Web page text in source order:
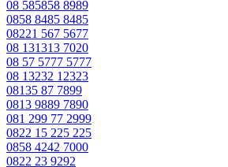
08 585858 8989
0858 8485 8485
08221 567 5677
08 131313 7020
08 57 5777 5777
08 13232 12323
08135 87 7899
0813 9889 7890
081 299 77 2999
0822 15 225 225
0858 4242 7000
0822 23 9292